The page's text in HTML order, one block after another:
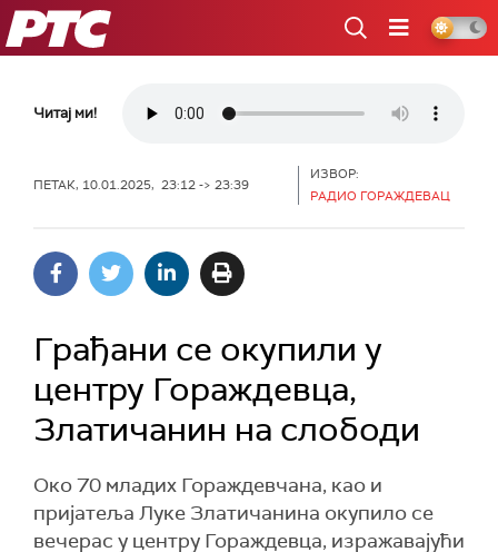
РТС
Читај ми!
ПЕТАК, 10.01.2025, 23:12 -> 23:39
ИЗВОР:
РАДИО ГОРАЖДЕВАЦ
Грађани се окупили у
центру Гораждевца,
Златичанин на слободи
Око 70 младих Гораждевчана, као и
пријатеља Луке Златичанина окупило се
вечерас у центру Гораждевца, изражавајући